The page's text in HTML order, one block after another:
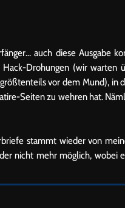
auch diese Ausgabe
Drohungen (wir
vor dem Mund), in
Seiten zu wehren hat.
stammt wieder von
nicht mehr möglich, wobei